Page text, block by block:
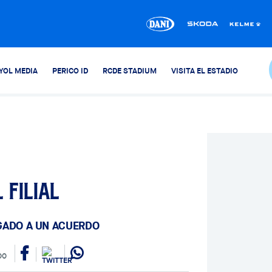
MEDIA PERICO ID RCDE STADIUM VISITA EL ESTADIO
filial
A UN ACUERDO